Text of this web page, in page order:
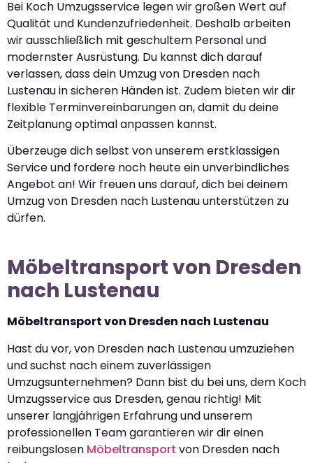
Bei Koch Umzugsservice legen wir großen Wert auf
Qualität und Kundenzufriedenheit. Deshalb arbeiten
wir ausschließlich mit geschultem Personal und
modernster Ausrüstung. Du kannst dich darauf
verlassen, dass dein Umzug von Dresden nach
Lustenau in sicheren Händen ist. Zudem bieten wir dir
flexible Terminvereinbarungen an, damit du deine
Zeitplanung optimal anpassen kannst.
Überzeuge dich selbst von unserem erstklassigen
Service und fordere noch heute ein unverbindliches
Angebot an! Wir freuen uns darauf, dich bei deinem
Umzug von Dresden nach Lustenau unterstützen zu
dürfen.
Möbeltransport von Dresden
nach Lustenau
Möbeltransport von Dresden nach Lustenau
Hast du vor, von Dresden nach Lustenau umzuziehen
und suchst nach einem zuverlässigen
Umzugsunternehmen? Dann bist du bei uns, dem Koch
Umzugsservice aus Dresden, genau richtig! Mit
unserer langjährigen Erfahrung und unserem
professionellen Team garantieren wir dir einen
reibungslosen Möbeltransport von Dresden nach